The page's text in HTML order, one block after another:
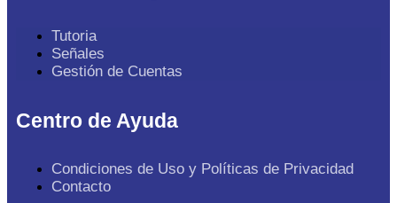
Tutoria
Señales
Gestión de Cuentas
Centro de Ayuda
Condiciones de Uso y Políticas de Privacidad
Contacto